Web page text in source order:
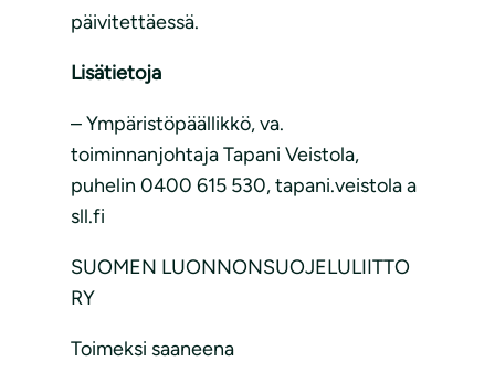
päivitettäessä.
Lisätietoja
– Ympäristöpäällikkö, va.
toiminnanjohtaja Tapani Veistola,
puhelin 0400 615 530, tapani.veistola a
sll.fi
SUOMEN LUONNONSUOJELULIITTO
RY
Toimeksi saaneena